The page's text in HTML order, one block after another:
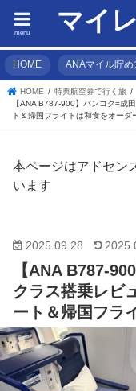
マイ
menu
HOME ANAマイル貯め
HOME
特典航空券で行く旅
【ANA B787-900】バンコク=成
ト＆帰国フライトは和食をオーダ
本ページはアドセン
います
2025.09.28
【ANA B787-
クラス搭乗レビ
ート＆帰国フラ